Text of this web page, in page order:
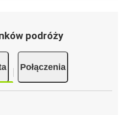
podróży
Połączenia